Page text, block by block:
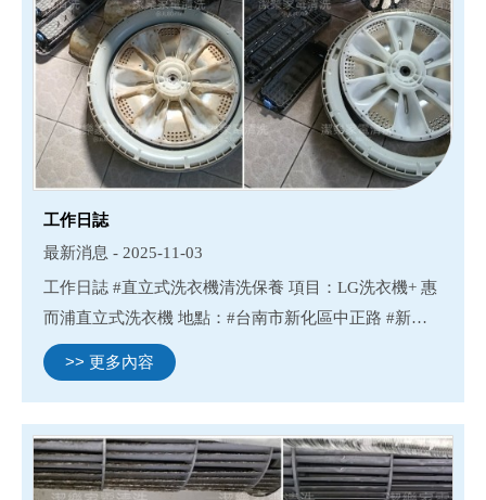
工作日誌
最新消息 - 2025-11-03
工作日誌 #直立式洗衣機清洗保養 項目：LG洗衣機+ 惠
而浦直立式洗衣機 地點：#台南市新化區中正路 #新化
清洗除濕機#新化清洗冷氣#新化清洗洗衣機#新化清洗
滾筒洗衣機 #台南除濕機清洗#台南冷氣清洗#台南洗衣
>> 更多內容